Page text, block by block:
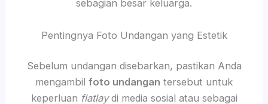
sebagian besar keluarga.
Pentingnya Foto Undangan yang Estetik
Sebelum undangan disebarkan, pastikan Anda
mengambil foto undangan tersebut untuk
keperluan flatlaydi media sosial atau sebagai